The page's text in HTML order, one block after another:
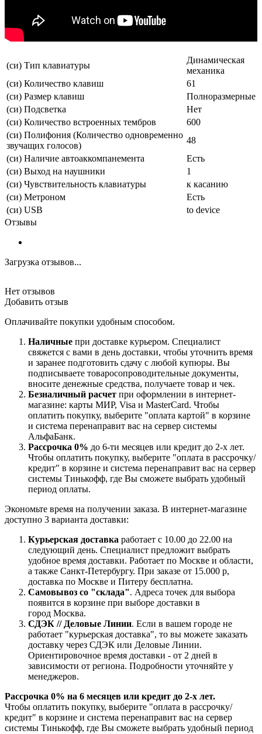
(си) Тип клавиатуры
Динамическая
механика
(си) Количество клавиш
61
(си) Размер клавиш
Полноразмерные
(си) Подсветка
Нет
(си) Количество встроенных тембров
600
(си) Полифония (Количество одновременно
звучащих голосов)
48
(си) Наличие автоаккомпанемента
Есть
(си) Выход на наушники
1
(си) Чувствительность клавиатуры
к касанию
(си) Метроном
Есть
(си) USB
to device
Отзывы
Загрузка отзывов...
Нет отзывов
Добавить отзыв
Оплачивайте покупки удобным способом.
Наличные при доставке курьером. Специалист
свяжется с вами в день доставки, чтобы уточнить время
и заранее подготовить сдачу с любой купюры. Вы
подписываете товаросопроводительные документы,
вносите денежные средства, получаете товар и чек.
Безналичный расчет при оформлении в интернет-
магазине: карты МИР, Visa и MasterCard. Чтобы
оплатить покупку, выберите "оплата картой" в корзине
и система перенаправит вас на сервер системы
АльфаБанк.
Рассрочка 0% до 6-ти месяцев или кредит до 2-х лет.
Чтобы оплатить покупку, выберите "оплата в рассрочку/
кредит" в корзине и система перенаправит вас на сервер
системы Тинькофф, где Вы сможете выбрать удобный
период оплаты.
Экономьте время на получении заказа. В интернет-магазине
доступно 3 варианта доставки:
Курьерская доставка работает с 10.00 до 22.00 на
следующий день. Специалист предложит выбрать
удобное время доставки. Работает по Москве и области,
а также Санкт-Петербургу. При заказе от 15.000 р,
доставка по Москве и Питеру бесплатна.
Самовывоз со "склада". Адреса точек для выбора
появится в корзине при выборе доставки в
город Москва.
СДЭК // Деловые Линии. Если в вашем городе не
работает "курьерская доставка", то вы можете заказать
доставку через СДЭК или Деловые Линии.
Ориентировочное время доставки - от 2 дней в
зависимости от региона. Подробности уточняйте у
менеджеров.
Рассрочка 0% на 6 месяцев или кредит до 2-х лет.
Чтобы оплатить покупку, выберите "оплата в рассрочку/
кредит" в корзине и система перенаправит вас на сервер
системы Тинькофф, где Вы сможете выбрать удобный период